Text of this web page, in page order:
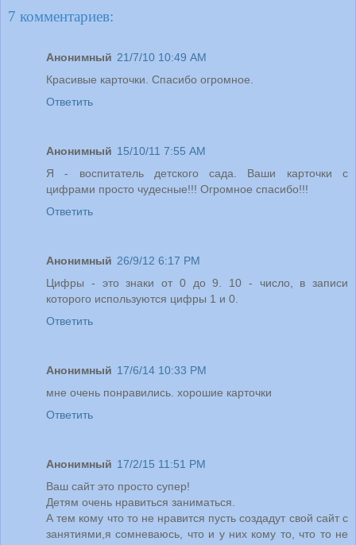
7 комментариев:
Анонимный 21/7/10 10:49 AM
Красивые карточки. Спасибо огромное.
Ответить
Анонимный 15/10/11 7:55 AM
Я - воспитатель детского сада. Ваши карточки с
цифрами просто чудесные!!! Огромное спасибо!!!
Ответить
Анонимный 26/9/12 6:17 PM
Цифры - это знаки от 0 до 9. 10 - число, в записи
которого используются цифры 1 и 0.
Ответить
Анонимный 17/6/14 10:33 PM
мне очень понравились. хорошие карточки
Ответить
Анонимный 17/2/15 11:51 PM
Ваш сайт это просто супер!
Детям очень нравиться заниматься.
А тем кому что то не нравится пусть создадут свой сайт с
занятиями,я сомневаюсь, что и у них кому то, что то не